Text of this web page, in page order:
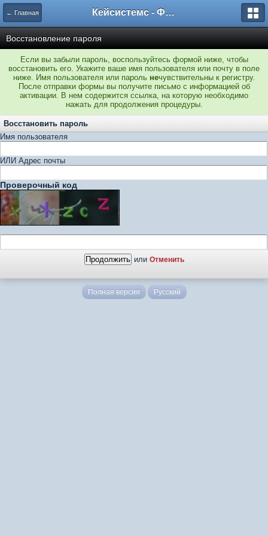
← Главная Кейсистемс - Форумы
Восстановление пароля
Если вы забыли пароль, воспользуйтесь формой ниже, чтобы
восстановить его. Укажите ваше имя пользователя или почту в поле
ниже. Имя пользователя или пароль нечувствительны к регистру.
После отправки формы вы получите письмо с информацией об
активации. В нем содержится ссылка, на которую необходимо
нажать для продолжения процедуры.
Восстановить пароль
Имя пользователя
ИЛИ Адрес почты
Проверочный код
или Отменить
Полная версия Русский